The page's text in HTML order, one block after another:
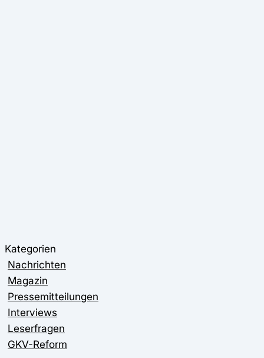
Kategorien
Nachrichten
Magazin
Pressemitteilungen
Interviews
Leserfragen
GKV-Reform